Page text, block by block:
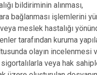
bildiriminin alınması,
bağlanması işlemlerini
meslek hastalığı
tarafından kuruma
olayın incelenmesi
veya hak